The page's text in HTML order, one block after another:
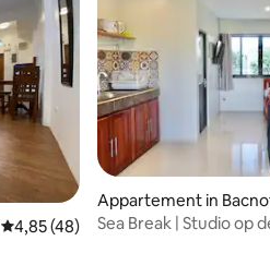
Gemiddelde beoordeling van 4,85
4,85 (48)
Appartement in
Sea Break | Studio op